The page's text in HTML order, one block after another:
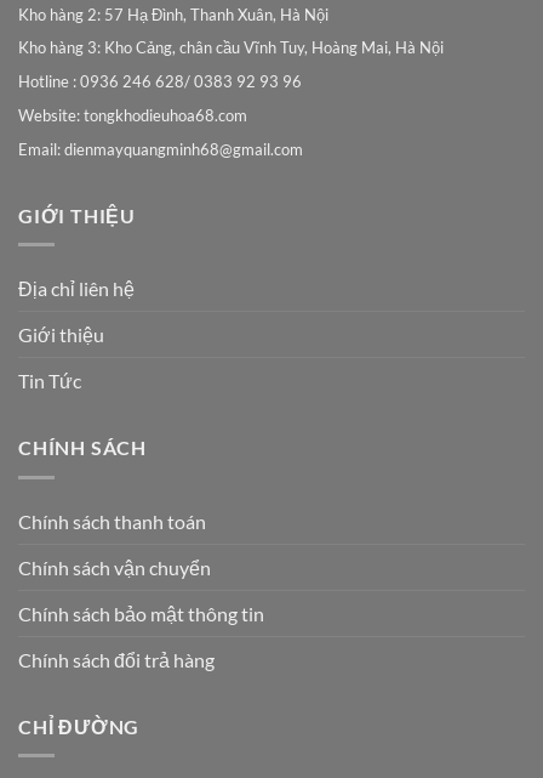
Kho hàng 2: 57 Hạ Đình, Thanh Xuân, Hà Nội
Kho hàng 3: Kho Cảng, chân cầu Vĩnh Tuy, Hoàng Mai, Hà Nội
Hotline : 0936 246 628/ 0383 92 93 96
Website: tongkhodieuhoa68.com
Email:dienmayquangminh68@gmail.com
GIỚI THIỆU
Địa chỉ liên hệ
Giới thiệu
Tin Tức
CHÍNH SÁCH
Chính sách thanh toán
Chính sách vận chuyển
Chính sách bảo mật thông tin
Chính sách đổi trả hàng
CHỈ ĐƯỜNG